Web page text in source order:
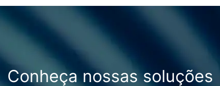
Conheça nossas soluções